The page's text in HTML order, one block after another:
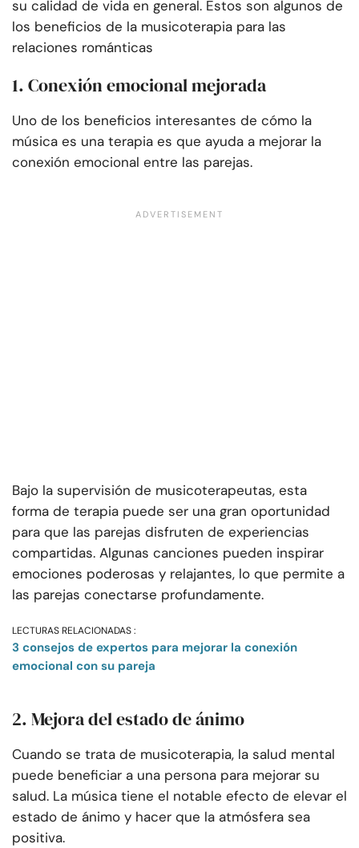
su calidad de vida en general. Estos son algunos de
los beneficios de la musicoterapia para las
relaciones románticas
1. Conexión emocional mejorada
Uno de los beneficios interesantes de cómo la
música es una terapia es que ayuda a mejorar la
conexión emocional entre las parejas.
Bajo la supervisión de musicoterapeutas, esta
forma de terapia puede ser una gran oportunidad
para que las parejas disfruten de experiencias
compartidas. Algunas canciones pueden inspirar
emociones poderosas y relajantes, lo que permite a
las parejas conectarse profundamente.
LECTURAS RELACIONADAS :
3 consejos de expertos para mejorar la conexión
emocional con su pareja
2. Mejora del estado de ánimo
Cuando se trata de musicoterapia, la salud mental
puede beneficiar a una persona para mejorar su
salud. La música tiene el notable efecto de elevar el
estado de ánimo y hacer que la atmósfera sea
positiva.